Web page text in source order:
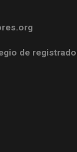
de